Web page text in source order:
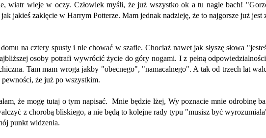
wiatr wieje w oczy. Człowiek myśli, że już wszystko ok a tu nagle bach!
jak jakieś zaklęcie w Harrym Potterze. Mam jednak nadzieję, że to najgorsze już
na cztery spusty i nie chować w szafie. Chociaż nawet jak słyszę słowa
osoby potrafi wywrócić życie do góry nogami. I z pełną
Tam mam wroga jakby "obecnego", "namacalnego". A tak od trzech lat
że już po wszystkim.
że mogę tutaj o tym napisać. Mnie będzie lżej, Wy poznacie mnie odrobinę
z chorobą bliskiego, a nie będą to kolejne rady typu "musisz być
punkt widzenia.